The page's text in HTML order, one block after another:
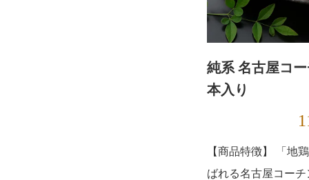
純系 名古屋コ
本入り
【商品特徴】 「地
ばれる名古屋コー